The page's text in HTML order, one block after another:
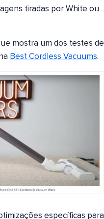
tiradas por White ou
mostra um dos testes de
Best Cordless Vacuums.
específicas para